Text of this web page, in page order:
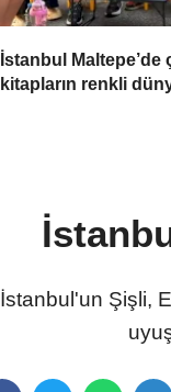
İstanbul Maltepe’de
kitapların renkli
İstanbul'un Şişli,